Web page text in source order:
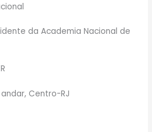
da Academia Nacional de
andar, Centro-RJ